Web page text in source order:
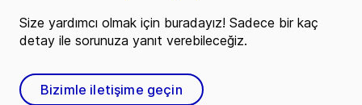
Size yardımcı olmak için buradayız! Sadece bir kaç
detay ile sorunuza yanıt verebileceğiz.
Bizimle iletişime geçin